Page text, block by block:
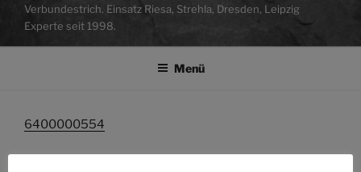
Verbundestrich. Einsatz Riesa, Strehla, Dresden, Leipzig
Experte seit 1998.
Menü
6400000554